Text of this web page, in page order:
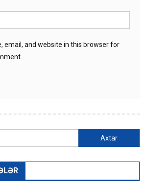
email, and website in this browser for